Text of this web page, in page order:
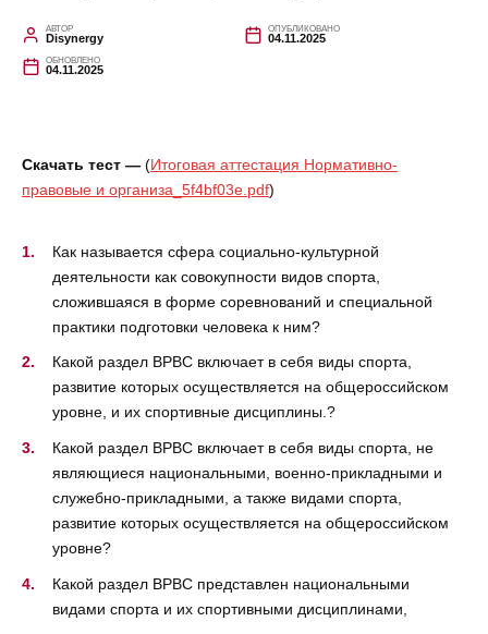
АВТОР
Disynergy
ОПУБЛИКОВАНО
04.11.2025
ОБНОВЛЕНО
04.11.2025
Скачать тест — (Итоговая аттестация Нормативно-
правовые и организа_5f4bf03e.pdf)
Как называется сфера социально-культурной
деятельности как совокупности видов спорта,
сложившаяся в форме соревнований и специальной
практики подготовки человека к ним?
Какой раздел ВРВС включает в себя виды спорта,
развитие которых осуществляется на общероссийском
уровне, и их спортивные дисциплины.?
Какой раздел ВРВС включает в себя виды спорта, не
являющиеся национальными, военно-прикладными и
служебно-прикладными, а также видами спорта,
развитие которых осуществляется на общероссийском
уровне?
Какой раздел ВРВС представлен национальными
видами спорта и их спортивными дисциплинами,